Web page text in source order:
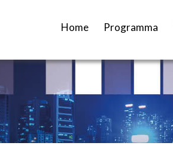
Home Programma